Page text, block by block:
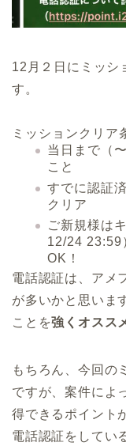
12月２日にミッシ
す。
ミッションクリア
当日まで（
こと
すでに認証
クリア
ご新規様は
12/24 23:59
OK！
電話認証は、アメ
が多いかと思いま
ことを強くオスス
もちろん、今回の
ですが、案件によ
得できるポイント
電話認証をしてい